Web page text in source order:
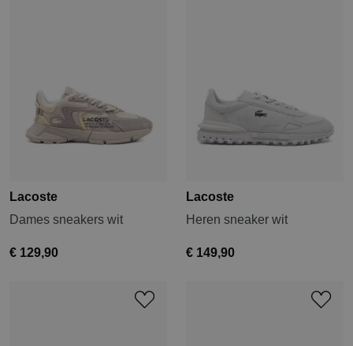
Lacoste
Dames sneakers wit
€ 129,90
Lacoste
Heren sneaker wit
€ 149,90